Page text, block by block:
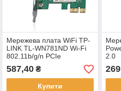
Мережева плата WiFi TP-
LINK TL-WN781ND Wi-Fi
802.11b/g/n PCIe
587,40₴
Купити
2.0